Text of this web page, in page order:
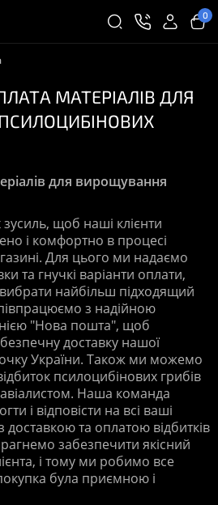
0
МАТЕРІАЛІВ ДЛЯ
для вирощування
щоб наші клієнти
і комфортно в процесі
Для цього ми надаємо
та гнучкі варіанти оплати,
найбільш підходящий
з надійною
"Нова пошта", щоб
доставку нашої
України. Також ми можемо
псилоцибінових грибів
авіалистом. Наша команда
і відповісти на всі ваші
доставкою та оплатою відбитків
забезпечити якісний
і тому ми робимо все
була приємною і